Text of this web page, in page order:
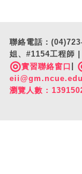
聯絡電話：
姐、#1154工程師 |
◎實習聯絡窗口
瀏覽人數 :